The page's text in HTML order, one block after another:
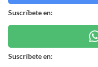
Suscríbete en:
Suscríbete en: